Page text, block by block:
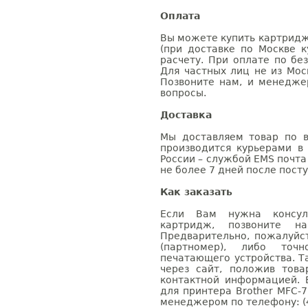
Оплата
Вы можете купить
(при доставке по Москве
расчету. При оплате по
Для частных лиц не из
Позвоните нам, и
вопросы.
Доставка
Мы доставляем товар по
производится курьерами
России – службой EMS
не более 7 дней после
Как заказать
Если Вам нужна
картридж, позвоните
Предварительно,
(партномер), либо
печатающего устройства.
через сайт, положив
контактной информацией.
для принтера Brother
менеджером по телефону: